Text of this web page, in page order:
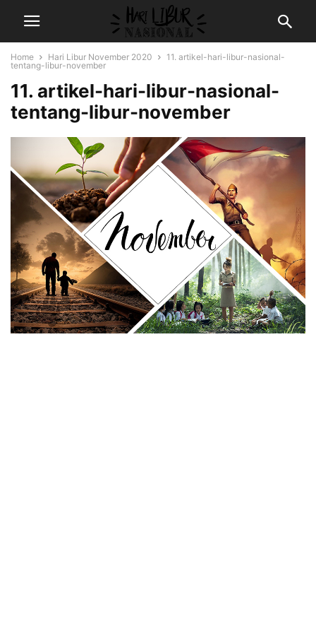
Home Hari Libur November 2020
11. artikel-hari-libur-nasional-
tentang-libur-november
11. artikel-hari-libur-nasional-
tentang-libur-november